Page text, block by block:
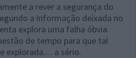
a rever a segurança do
a informação deixada no
explora uma falha óbvia.
de tempo para que tal
explorada… a sério.